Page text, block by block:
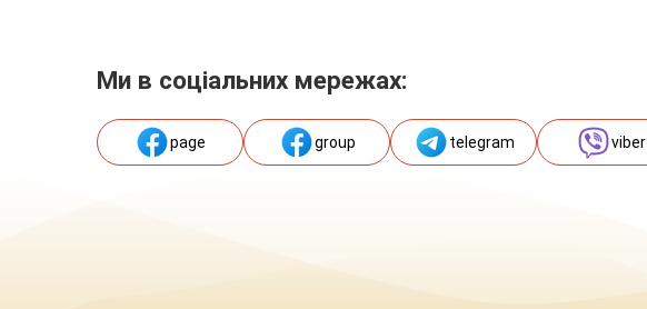
Ми в соціальних мережах:
page group telegram viber